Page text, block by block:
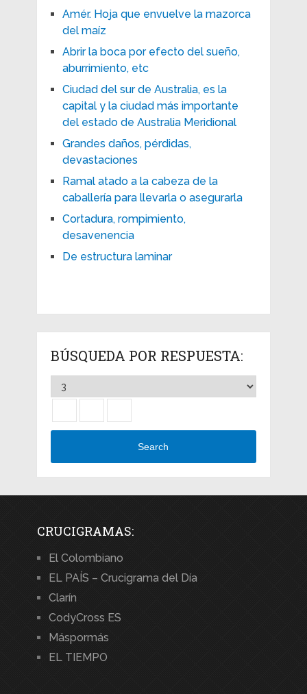
Amér. Hoja que envuelve la mazorca
del maíz
Abrir la boca por efecto del sueño,
aburrimiento, etc
Ciudad del sur de Australia, es la
capital y la ciudad más importante
del estado de Australia Meridional
Grandes daños, pérdidas,
devastaciones
Ramal atado a la cabeza de la
caballería para llevarla o asegurarla
Cortadura, rompimiento,
desavenencia
De estructura laminar
BÚSQUEDA POR RESPUESTA:
Search
CRUCIGRAMAS:
El Colombiano
EL PAÍS – Crucigrama del Día
Clarín
CodyCross ES
Máspormás
EL TIEMPO